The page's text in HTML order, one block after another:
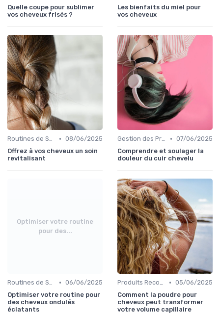
Quelle coupe pour sublimer
vos cheveux frisés ?
Les bienfaits du miel pour
vos cheveux
Routines de Soins Capillaires • 08/06/2025
Offrez à vos cheveux un soin
revitalisant
Gestion des Problèmes Capillaires • 07/06/2025
Comprendre et soulager la
douleur du cuir chevelu
Optimiser votre routine
pour des...
Routines de Soins Capillaires • 06/06/2025
Optimiser votre routine pour
des cheveux ondulés
éclatants
Produits Recommandés • 05/06/2025
Comment la poudre pour
cheveux peut transformer
votre volume capillaire